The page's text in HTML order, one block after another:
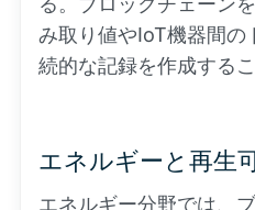
み取り値やIoT機器間の
続的な記録を作成する
エネルギーと再生
エネルギー分野では、